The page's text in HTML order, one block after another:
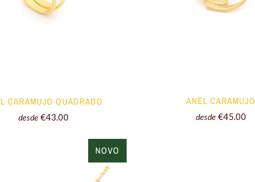
CARAMUJO QUADRADO
desde €43.00
ANEL CARAMUJO
desde €45.00
NOVO